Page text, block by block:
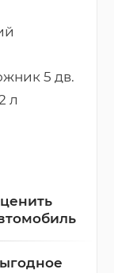
5 дв.
л